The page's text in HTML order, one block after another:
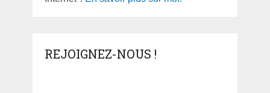
REJOIGNEZ-NOUS !